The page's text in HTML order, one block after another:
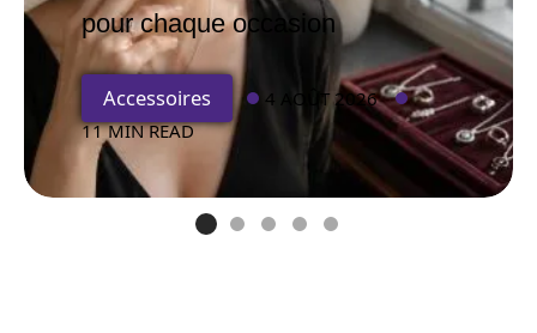
pour chaque occasion
Accessoires
4 AOÛT 2026
11 MIN READ